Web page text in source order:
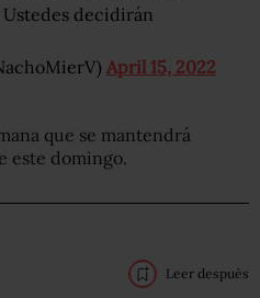
decidirán
April 15, 2022
que se mantendrá
este domingo.
Leer después